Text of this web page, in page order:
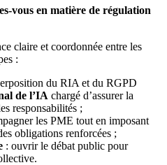
vous en matière de régulation
claire et coordonnée entre les
:
du RIA et du RGPD
de l’IA chargé d’assurer la
responsabilités ;
les PME tout en imposant
obligations renforcées ;
: ouvrir le débat public pour